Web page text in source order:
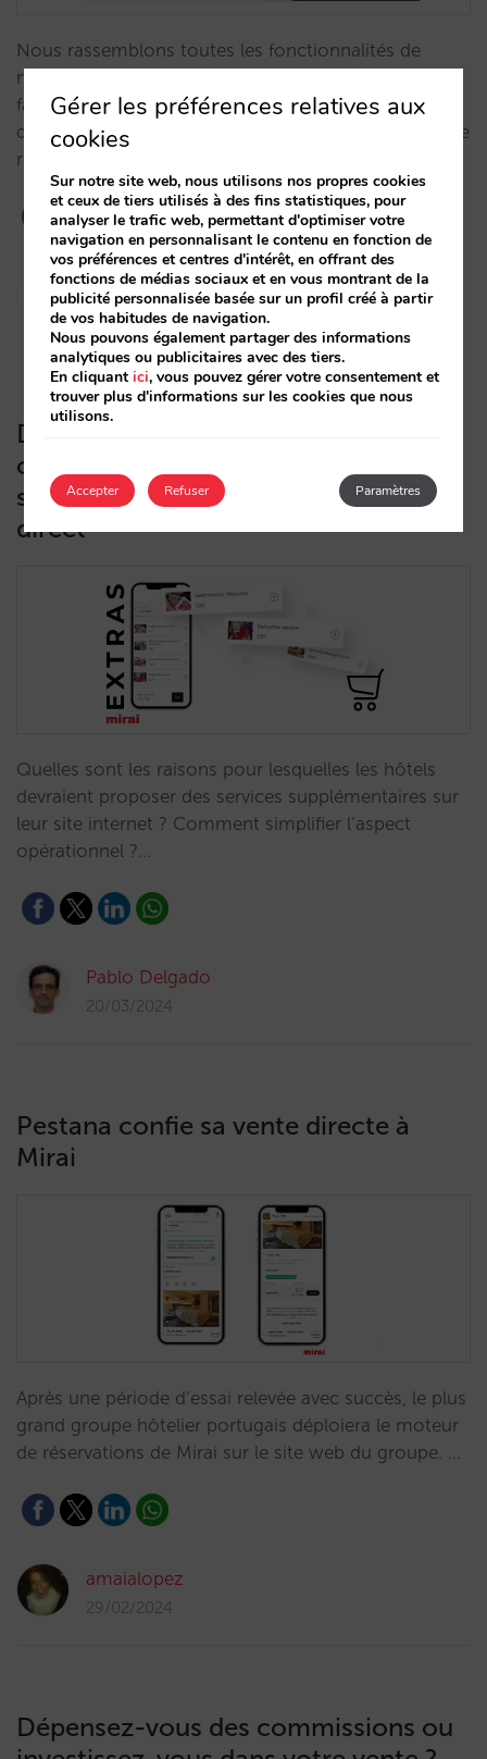
Nous rassemblons toutes les fonctionnalités de
notre système d'extras, qui vous permettront
facilement de configurer une proposition
différentielle et d’augmenter votre valeur moyenne de
réservation.…
Isabel Rey
20/03/2024
Défis (stratégiques, marketing et
opérationnels) de la vente de services
supplémentaires dans votre canal
direct
Quelles sont les raisons pour lesquelles les hôtels
devraient proposer des services supplémentaires sur
leur site internet ? Comment simplifier l’aspect
opérationnel ?…
Pablo Delgado
20/03/2024
Pestana confie sa vente directe à
Mirai
Après une période d’essai relevée avec succès, le plus
grand groupe hôtelier portugais déploiera le moteur
de réservations de Mirai sur le site web du groupe. …
amaialopez
29/02/2024
Dépensez-vous des commissions ou
Gérer les préférences relatives aux
cookies
Sur notre site web, nous utilisons nos propres cookies
et ceux de tiers utilisés à des fins statistiques, pour
analyser le trafic web, permettant d'optimiser votre
navigation en personnalisant le contenu en fonction de
vos préférences et centres d'intérêt, en offrant des
fonctions de médias sociaux et en vous montrant de la
publicité personnalisée basée sur un profil créé à partir
de vos habitudes de navigation.
Nous pouvons également partager des informations
analytiques ou publicitaires avec des tiers.
En cliquantici, vous pouvez gérer votre consentement et
trouver plus d'informations sur les cookies que nous
utilisons.
Accepter Paramètres
Refuser